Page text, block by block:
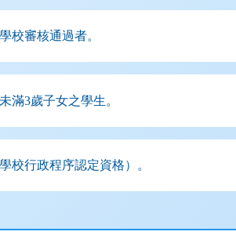
校審核通過者。
滿3歲子女之學生。
校行政程序認定資格）。